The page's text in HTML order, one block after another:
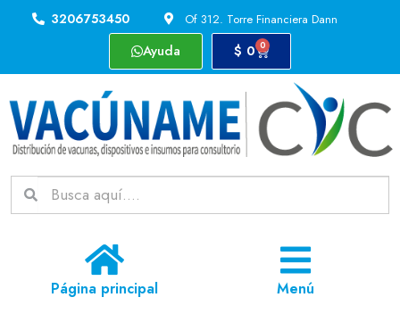
3206753450 Of 312. Torre Financiera Dann
Ayuda $ 0 0
Página principal Menú